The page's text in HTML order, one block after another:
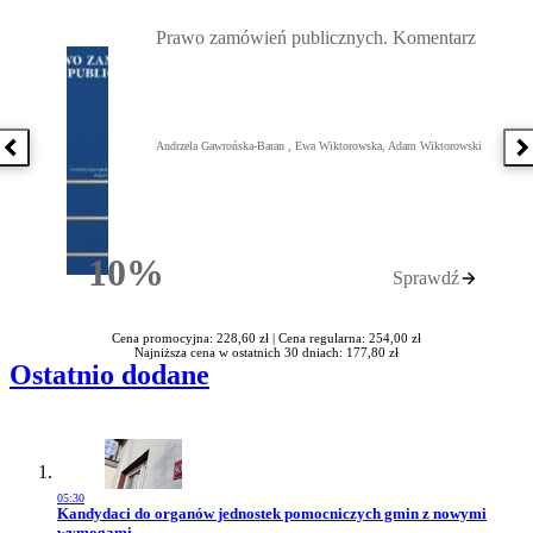
Poprzednia książka
10%Rabatu
Prawo zamówień publicznych. Komentarz
Andrzela Gawrońska-Baran , Ewa Wiktorowska, Adam Wiktorowski
Sprawdź
Cena promocyjna: 228,60 zł | Cena regularna: 254,00 zł
Najniższa cena w ostatnich 30 dniach: 177,80 zł
Ostatnio dodane
05:30
Przejdź do artykułu:
Kandydaci do organów jednostek pomocniczych gmin z nowymi